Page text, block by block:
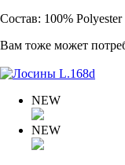
Состав: 100% Polyester
Вам тоже может
NEW
NEW